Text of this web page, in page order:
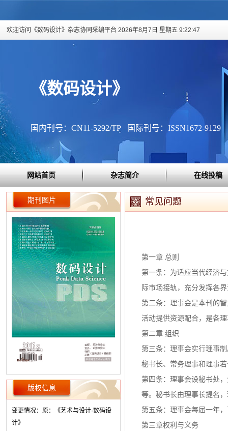
欢迎访问《数码设计》杂志协同采编平台 2026年8月7日 星期五 9:22:47
《数码设计》
国内刊号：CN11-5292/TP 国际刊号：ISSN1672-9129
网站首页 杂志简介 在线投稿
期刊图片
版权信息
变更情况：原：《艺术与设计·数码设
计》
常见问题
第一章 总则
第一条：为适应当代经济
际市场接轨，充分发挥各
第二条：理事会是本刊的
活动提供资源配合，是各
第二章 组织
第三条：理事会实行理事
秘书长、常务理事和理事
第四条：理事会设秘书处
等。秘书长由理事长提名
第五条：理事会每届一年
第三章权利与义务